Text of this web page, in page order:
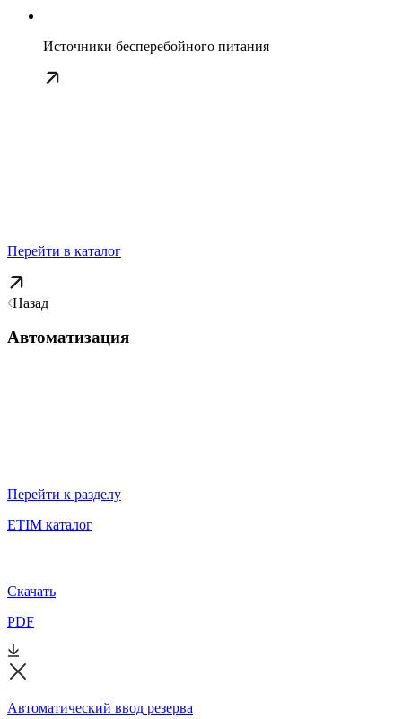
Источники бесперебойного питания
Перейти в каталог
Назад
Автоматизация
Перейти к разделу
ETIM каталог
Скачать
PDF
Автоматический ввод резерва